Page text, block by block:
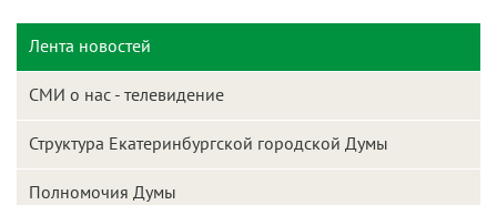
Лента новостей
СМИ о нас - телевидение
Структура Екатеринбургской городской Думы
Полномочия Думы